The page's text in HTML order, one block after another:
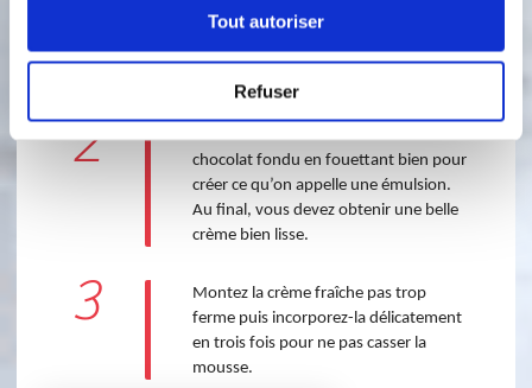
Tout autoriser
Refuser
1 Faites fondre lechocolatau bain-
2
chocolat fondu en fouettant bien pour
créer ce qu’on appelle une émulsion.
Au final, vous devez obtenir une belle
crème bien lisse.
3
Montez la crème fraîche pas trop
ferme puis incorporez-la délicatement
en trois fois pour ne pas casser la
mousse.